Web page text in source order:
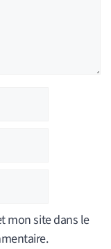
mon site dans le